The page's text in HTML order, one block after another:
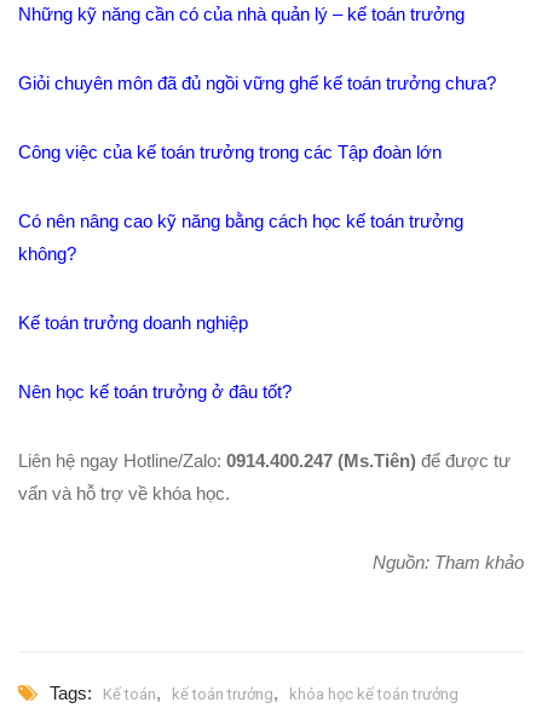
Những kỹ năng cần có của nhà quản lý – kế toán trưởng
Giỏi chuyên môn đã đủ ngồi vững ghế kế toán trưởng chưa?
Công việc của kế toán trưởng trong các Tập đoàn lớn
Có nên nâng cao kỹ năng bằng cách học kế toán trưởng
không?
Kế toán trưởng doanh nghiệp
Nên học kế toán trưởng ở đâu tốt?
Liên hệ ngay Hotline/Zalo: 0914.400.247 (Ms.Tiên) để được tư
vấn và hỗ trợ về khóa học.
Nguồn: Tham khảo
Tags: Kế toán, kế toán trưởng, khóa học kế toán trưởng